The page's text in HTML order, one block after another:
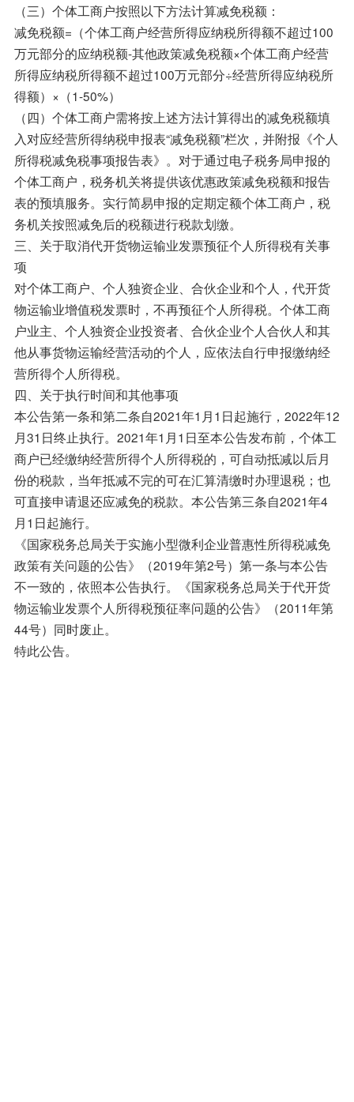
（三）个体工商户按照以下方法计算减免税额：
减免税额=（个体工商户经营所得应纳税所得额不超过100
万元部分的应纳税额-其他政策减免税额×个体工商户经营
所得应纳税所得额不超过100万元部分÷经营所得应纳税所
得额）×（1-50%）
（四）个体工商户需将按上述方法计算得出的减免税额填
入对应经营所得纳税申报表“减免税额”栏次，并附报《个人
所得税减免税事项报告表》。对于通过电子税务局申报的
个体工商户，税务机关将提供该优惠政策减免税额和报告
表的预填服务。实行简易申报的定期定额个体工商户，税
务机关按照减免后的税额进行税款划缴。
三、关于取消代开货物运输业发票预征个人所得税有关事
项
对个体工商户、个人独资企业、合伙企业和个人，代开货
物运输业增值税发票时，不再预征个人所得税。个体工商
户业主、个人独资企业投资者、合伙企业个人合伙人和其
他从事货物运输经营活动的个人，应依法自行申报缴纳经
营所得个人所得税。
四、关于执行时间和其他事项
本公告第一条和第二条自2021年1月1日起施行，2022年12
月31日终止执行。2021年1月1日至本公告发布前，个体工
商户已经缴纳经营所得个人所得税的，可自动抵减以后月
份的税款，当年抵减不完的可在汇算清缴时办理退税；也
可直接申请退还应减免的税款。本公告第三条自2021年4
月1日起施行。
《国家税务总局关于实施小型微利企业普惠性所得税减免
政策有关问题的公告》（2019年第2号）第一条与本公告
不一致的，依照本公告执行。《国家税务总局关于代开货
物运输业发票个人所得税预征率问题的公告》（2011年第
44号）同时废止。
特此公告。